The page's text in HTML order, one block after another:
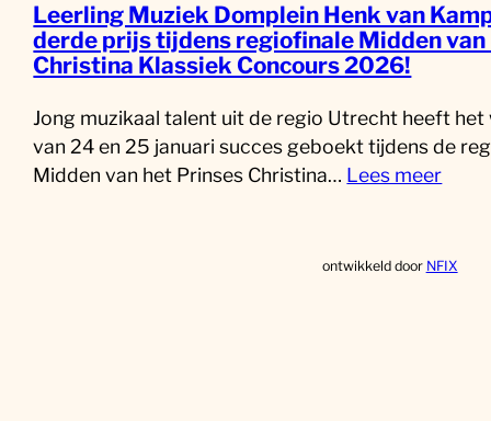
Leerling Muziek Domplein Henk van
derde prijs tijdens regiofinale Midden van
Christina Klassiek Concours 2026!
Jong muzikaal talent uit de regio Utrecht heeft het
van 24 en 25 januari succes geboekt tijdens de
Midden van het Prinses Christina… Lees meer
ontwikkeld door NFIX